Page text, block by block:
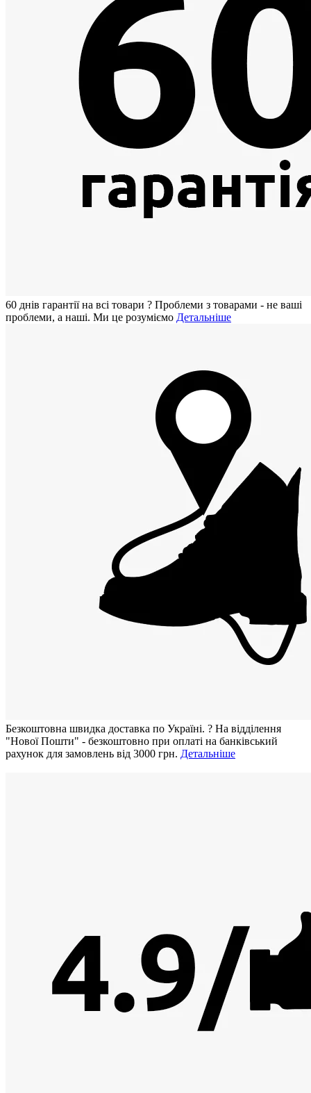
60 днiв гарантії на всi товари ? Проблеми з товарами - не ваші
проблеми, а наші. Ми це розуміємо Детальніше
Безкоштовна швидка доставка по Україні. ? На відділення
"Нової Пошти" - безкоштовно при оплаті на банківський
рахунок для замовлень від 3000 грн. Детальніше